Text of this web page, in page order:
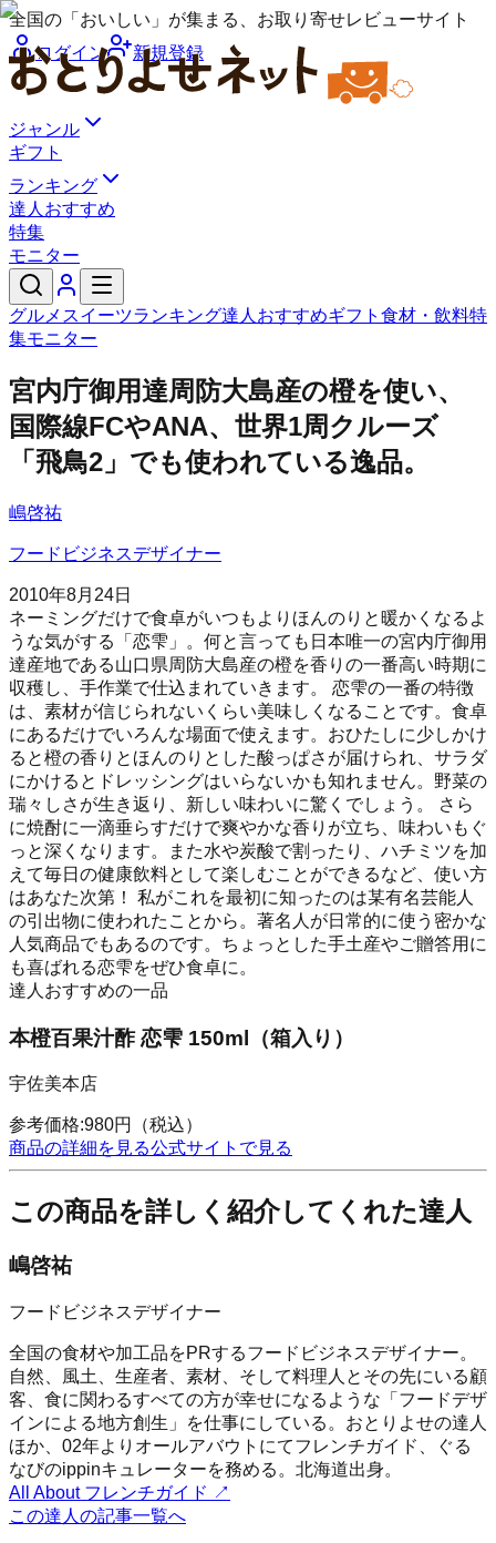
全国の「おいしい」が集まる、お取り寄せレビューサイト
ログイン
新規登録
ジャンル
ギフト
ランキング
達人おすすめ
特集
モニター
グルメ スイーツランキング達人おすすめギフト 食材・飲料特
集モニター
宮内庁御用達周防大島産の橙を使い、
国際線FCやANA、世界1周クルーズ
「飛鳥2」でも使われている逸品。
嶋啓祐
フードビジネスデザイナー
2010年8月24日
ネーミングだけで食卓がいつもよりほんのりと暖かくなるよ
うな気がする「恋雫」。何と言っても日本唯一の宮内庁御用
達産地である山口県周防大島産の橙を香りの一番高い時期に
収穫し、手作業で仕込まれていきます。 恋雫の一番の特徴
は、素材が信じられないくらい美味しくなることです。食卓
にあるだけでいろんな場面で使えます。おひたしに少しかけ
ると橙の香りとほんのりとした酸っぱさが届けられ、サラダ
にかけるとドレッシングはいらないかも知れません。野菜の
瑞々しさが生き返り、新しい味わいに驚くでしょう。 さら
に焼酎に一滴垂らすだけで爽やかな香りが立ち、味わいもぐ
っと深くなります。また水や炭酸で割ったり、ハチミツを加
えて毎日の健康飲料として楽しむことができるなど、使い方
はあなた次第！ 私がこれを最初に知ったのは某有名芸能人
の引出物に使われたことから。著名人が日常的に使う密かな
人気商品でもあるのです。ちょっとした手土産やご贈答用に
も喜ばれる恋雫をぜひ食卓に。
達人おすすめの一品
本橙百果汁酢 恋雫 150ml（箱入り）
宇佐美本店
参考価格:980円
（税込）
商品の詳細を見る公式サイトで見る
この商品を詳しく紹介してくれた達人
嶋啓祐
フードビジネスデザイナー
全国の食材や加工品をPRするフードビジネスデザイナー。
自然、風土、生産者、素材、そして料理人とその先にいる顧
客、食に関わるすべての方が幸せになるような「フードデザ
インによる地方創生」を仕事にしている。おとりよせの達人
ほか、02年よりオールアバウトにてフレンチガイド、ぐる
なびのippinキュレーターを務める。北海道出身。
All About フレンチガイド ↗
この達人の記事一覧へ